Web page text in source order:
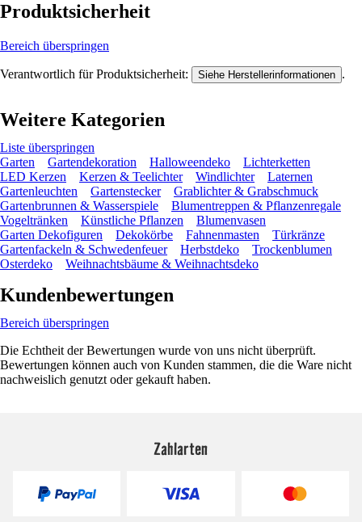
Produktsicherheit
Bereich überspringen
Verantwortlich für Produktsicherheit: Siehe Herstellerinformationen .
Weitere Kategorien
Liste überspringen
Garten
Gartendekoration Halloweendeko
Lichterketten
LED Kerzen
Kerzen & Teelichter Windlichter
Laternen
Gartenleuchten
Gartenstecker
Grablichter & Grabschmuck
Gartenbrunnen & Wasserspiele
Blumentreppen & Pflanzenregale
Vogeltränken
Künstliche Pflanzen
Blumenvasen
Garten Dekofiguren
Dekokörbe Fahnenmasten
Türkränze
Gartenfackeln & Schwedenfeuer
Herbstdeko
Trockenblumen
Osterdeko
Weihnachtsbäume & Weihnachtsdeko
Kundenbewertungen
Bereich überspringen
Die Echtheit der Bewertungen wurde von uns nicht überprüft.
Bewertungen können auch von Kunden stammen, die die Ware nicht
nachweislich genutzt oder gekauft haben.
Zahlarten